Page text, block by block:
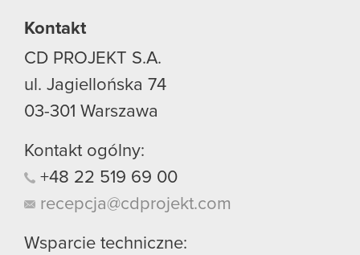
Kontakt
CD PROJEKT S.A.
ul. Jagiellońska 74
03-301 Warszawa
Kontakt ogólny:
+48 22 519 69 00
recepcja@cdprojekt.com
Wsparcie techniczne: